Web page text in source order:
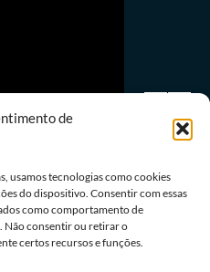
de
usamos tecnologias como cookies
do dispositivo. Consentir com essas
como comportamento de
Não consentir ou retirar o
certos recursos e funções.
do jornalismo